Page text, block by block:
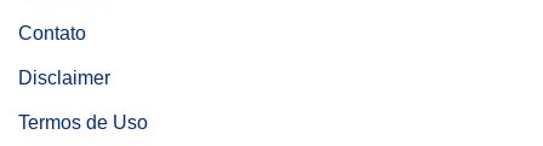
Contato
Disclaimer
Termos de Uso